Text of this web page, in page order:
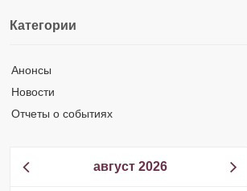
Категории
Анонсы
Новости
Отчеты о событиях
август 2026